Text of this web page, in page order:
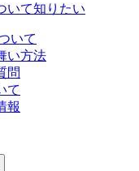
いて知りたい
いて
い方法
問
て
報